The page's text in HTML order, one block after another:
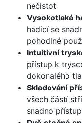
nečistot
Vysokotlaká
hadicí se
pohodlné
Intuitivní
přístup k
dokonalého
Skladování
všech částí
snadno